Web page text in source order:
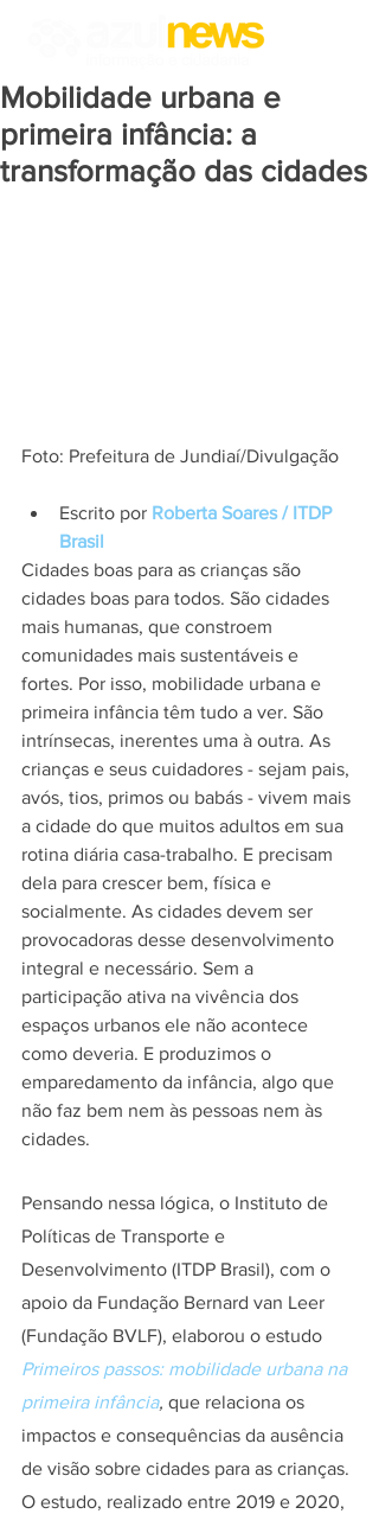
Mobilidade urbana e
primeira infância: a
transformação das cidades
Foto: Prefeitura de Jundiaí/Divulgação
Escrito por Roberta Soares / ITDP
Brasil
Cidades boas para as crianças são
cidades boas para todos. São cidades
mais humanas, que constroem
comunidades mais sustentáveis e
fortes. Por isso, mobilidade urbana e
primeira infância têm tudo a ver. São
intrínsecas, inerentes uma à outra. As
crianças e seus cuidadores - sejam pais,
avós, tios, primos ou babás - vivem mais
a cidade do que muitos adultos em sua
rotina diária casa-trabalho. E precisam
dela para crescer bem, física e
socialmente. As cidades devem ser
provocadoras desse desenvolvimento
integral e necessário. Sem a
participação ativa na vivência dos
espaços urbanos ele não acontece
como deveria. E produzimos o
emparedamento da infância, algo que
não faz bem nem às pessoas nem às
cidades.
Pensando nessa lógica, o Instituto de
Políticas de Transporte e
Desenvolvimento (ITDP Brasil), com o
apoio da Fundação Bernard van Leer
(Fundação BVLF), elaborou o estudo
Primeiros passos: mobilidade urbana na
primeira infância, que relaciona os
impactos e consequências da ausência
de visão sobre cidades para as crianças.
O estudo, realizado entre 2019 e 2020,